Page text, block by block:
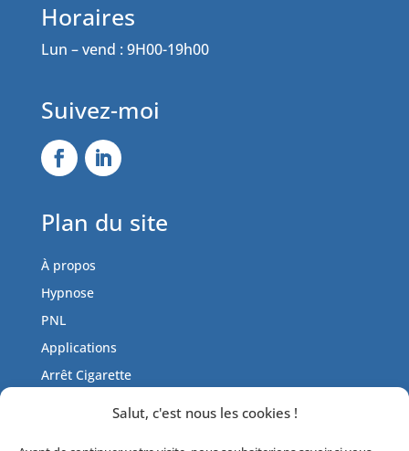
Salut, c'est nous les cookies !
Horaires
Lun – vend : 9H00-19h00
Suivez-moi
Plan du site
À propos
Hypnose
PNL
Applications
Arrêt Cigarette